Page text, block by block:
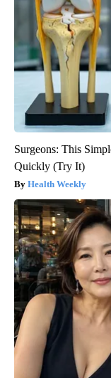
Surgeons: This
Quickly (Try It)
Health Weekly